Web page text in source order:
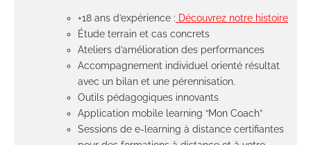
+18 ans d’expérience : Découvrez notre histoire
Étude terrain et cas concrets
Ateliers d’amélioration des performances
Accompagnement individuel orienté résultat
avec un bilan et une pérennisation.
Outils pédagogiques innovants
Application mobile learning “Mon Coach”
Sessions de e-learning à distance certifiantes